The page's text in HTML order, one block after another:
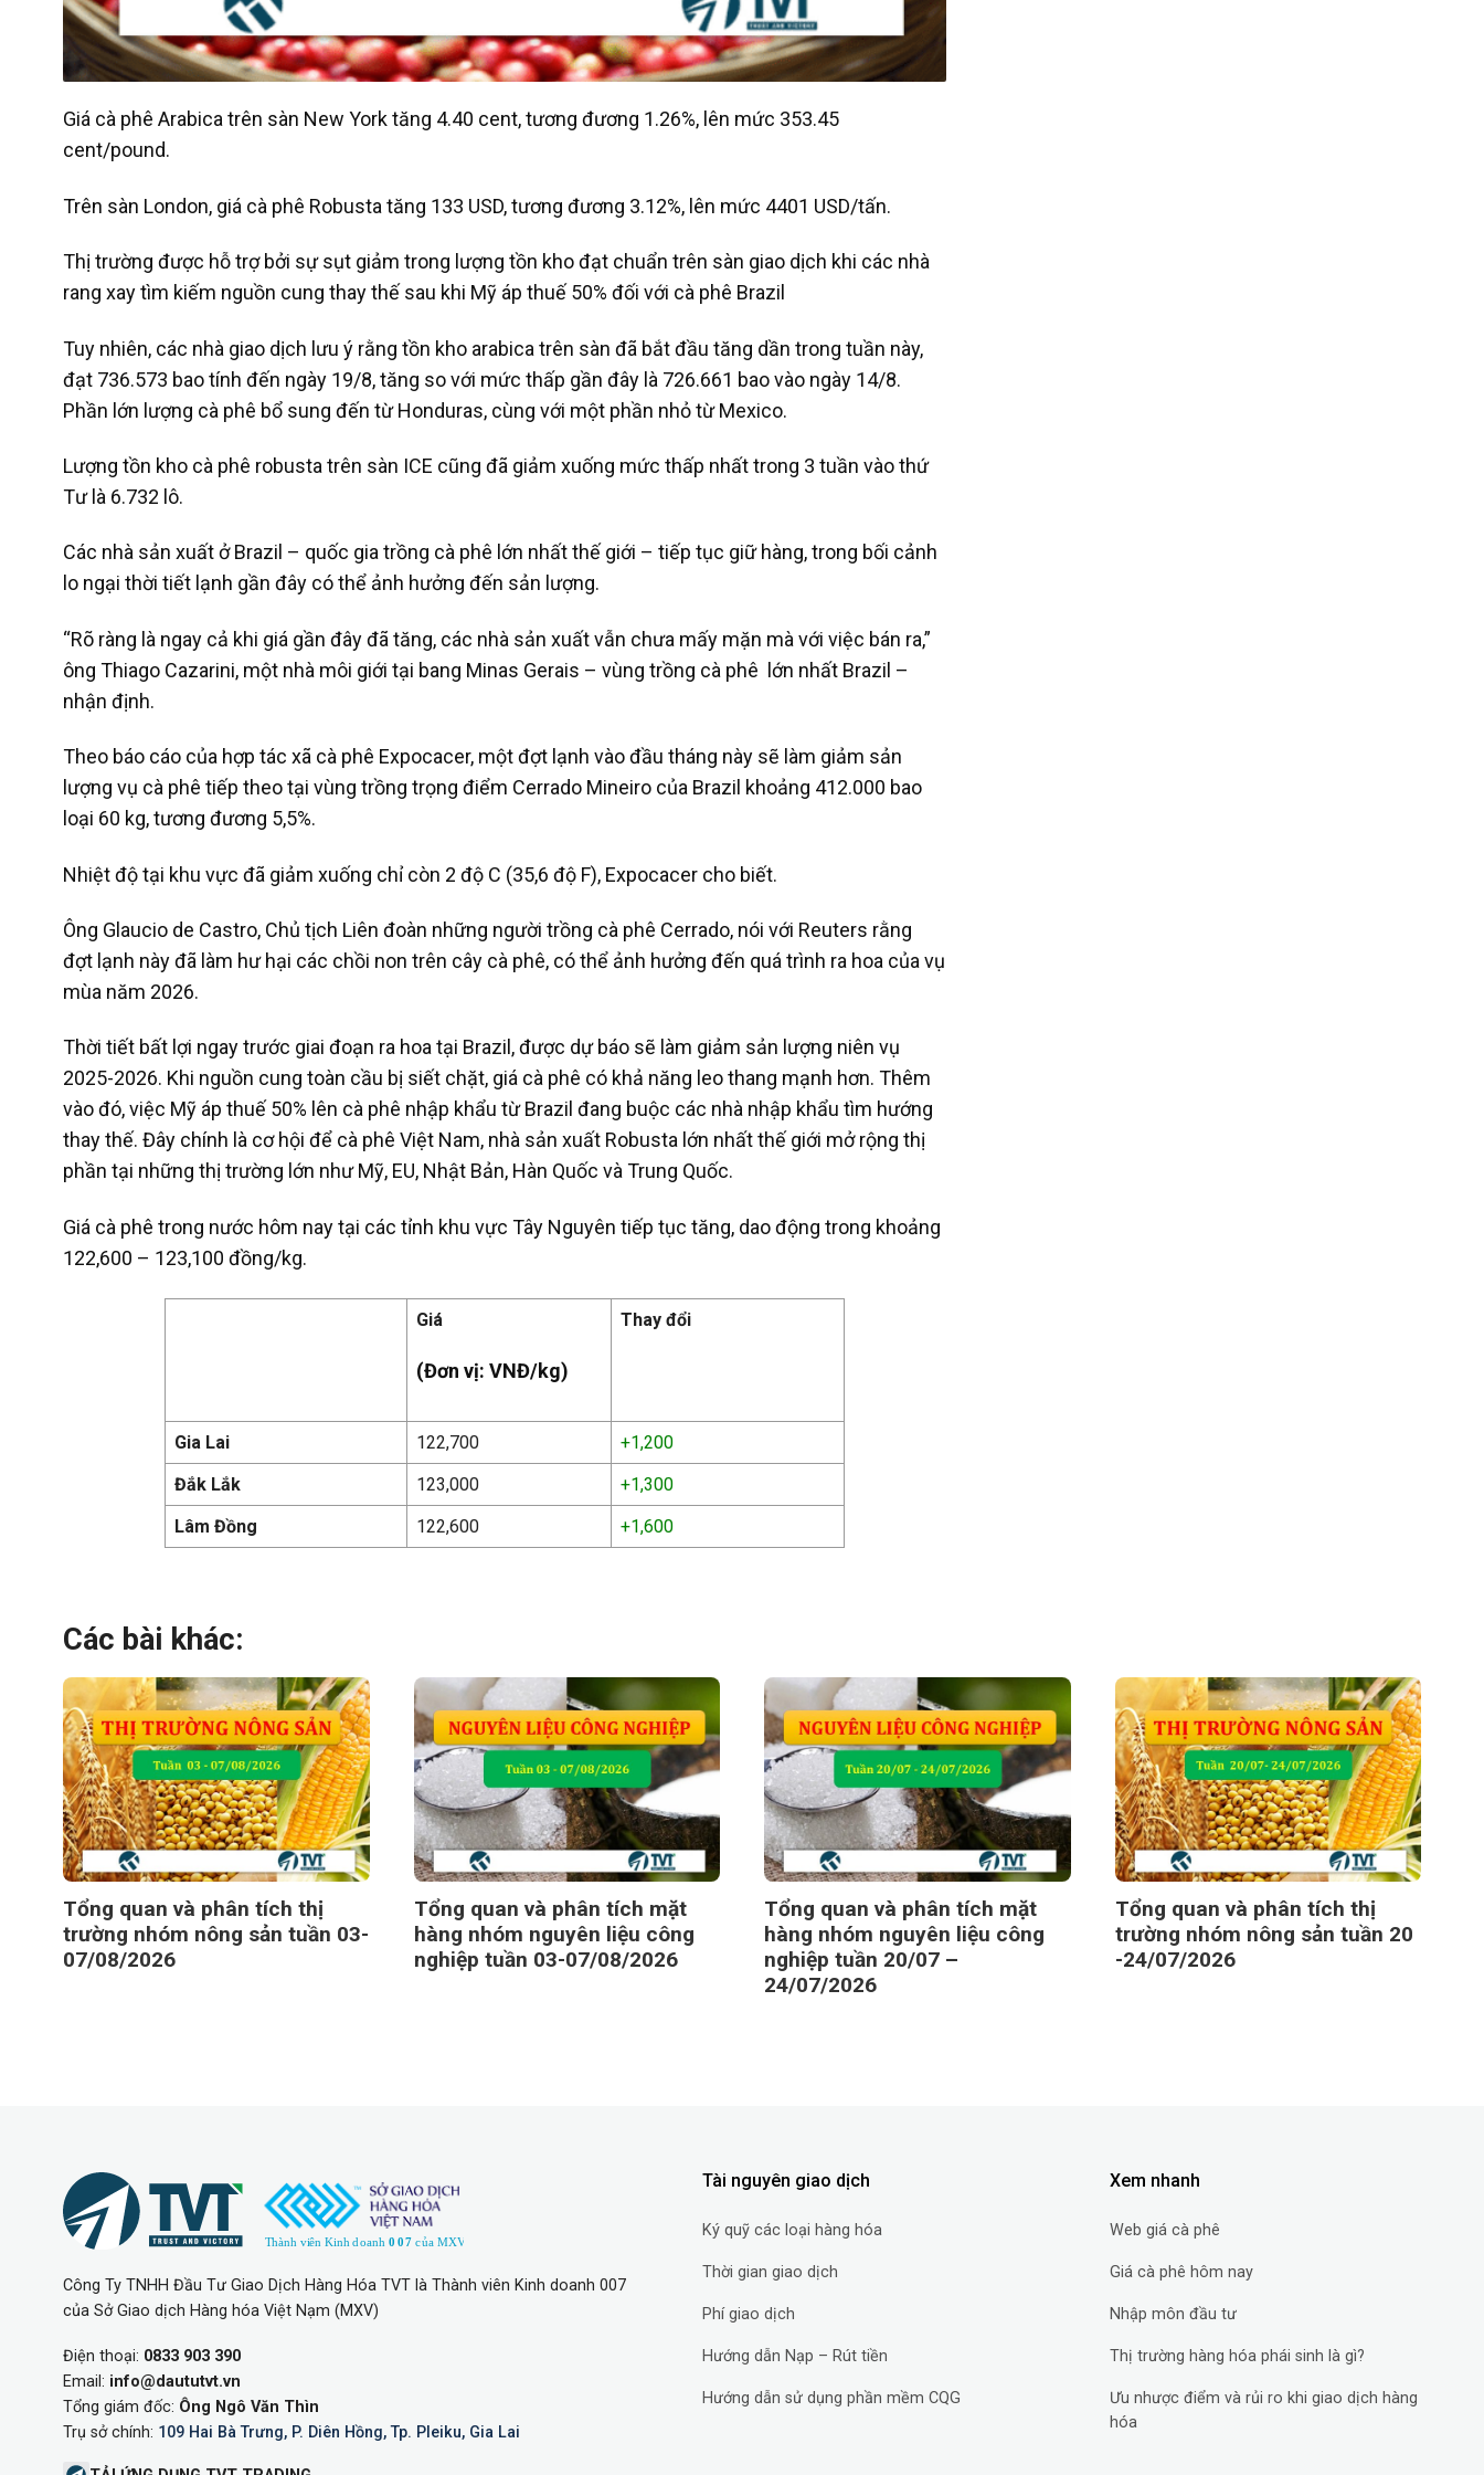
Giá cà phê Arabica trên sàn New York tăng 4.40 cent, tương đương 1.26%, lên mức 353.45
cent/pound.
Trên sàn London, giá cà phê Robusta tăng 133 USD, tương đương 3.12%, lên mức 4401 USD/tấn.
Thị trường được hỗ trợ bởi sự sụt giảm trong lượng tồn kho đạt chuẩn trên sàn giao dịch khi các nhà
rang xay tìm kiếm nguồn cung thay thế sau khi Mỹ áp thuế 50% đối với cà phê Brazil
Tuy nhiên, các nhà giao dịch lưu ý rằng tồn kho arabica trên sàn đã bắt đầu tăng dần trong tuần này,
đạt 736.573 bao tính đến ngày 19/8, tăng so với mức thấp gần đây là 726.661 bao vào ngày 14/8.
Phần lớn lượng cà phê bổ sung đến từ Honduras, cùng với một phần nhỏ từ Mexico.
Lượng tồn kho cà phê robusta trên sàn ICE cũng đã giảm xuống mức thấp nhất trong 3 tuần vào thứ
Tư là 6.732 lô.
Các nhà sản xuất ở Brazil – quốc gia trồng cà phê lớn nhất thế giới – tiếp tục giữ hàng, trong bối cảnh
lo ngại thời tiết lạnh gần đây có thể ảnh hưởng đến sản lượng.
“Rõ ràng là ngay cả khi giá gần đây đã tăng, các nhà sản xuất vẫn chưa mấy mặn mà với việc bán ra,”
ông Thiago Cazarini, một nhà môi giới tại bang Minas Gerais – vùng trồng cà phê lớn nhất Brazil –
nhận định.
Theo báo cáo của hợp tác xã cà phê Expocacer, một đợt lạnh vào đầu tháng này sẽ làm giảm sản
lượng vụ cà phê tiếp theo tại vùng trồng trọng điểm Cerrado Mineiro của Brazil khoảng 412.000 bao
loại 60 kg, tương đương 5,5%.
Nhiệt độ tại khu vực đã giảm xuống chỉ còn 2 độ C (35,6 độ F), Expocacer cho biết.
Ông Glaucio de Castro, Chủ tịch Liên đoàn những người trồng cà phê Cerrado, nói với Reuters rằng
đợt lạnh này đã làm hư hại các chồi non trên cây cà phê, có thể ảnh hưởng đến quá trình ra hoa của vụ
mùa năm 2026.
Thời tiết bất lợi ngay trước giai đoạn ra hoa tại Brazil, được dự báo sẽ làm giảm sản lượng niên vụ
2025-2026. Khi nguồn cung toàn cầu bị siết chặt, giá cà phê có khả năng leo thang mạnh hơn. Thêm
vào đó, việc Mỹ áp thuế 50% lên cà phê nhập khẩu từ Brazil đang buộc các nhà nhập khẩu tìm hướng
thay thế. Đây chính là cơ hội để cà phê Việt Nam, nhà sản xuất Robusta lớn nhất thế giới mở rộng thị
phần tại những thị trường lớn như Mỹ, EU, Nhật Bản, Hàn Quốc và Trung Quốc.
Giá cà phê trong nước hôm nay tại các tỉnh khu vực Tây Nguyên tiếp tục tăng, dao động trong khoảng
122,600 – 123,100 đồng/kg.
Giá
(Đơn vị: VNĐ/kg)
Thay đổi
Gia Lai 122,700
+1,200
Đắk Lắk
123,000
+1,300
Lâm Đồng
122,600 +1,600
Các bài khác:
Tổng quan và phân tích thị
trường nhóm nông sản tuần 03-
07/08/2026
Tổng quan và phân tích mặt
hàng nhóm nguyên liệu công
nghiệp tuần 03-07/08/2026
Tổng quan và phân tích mặt
hàng nhóm nguyên liệu công
nghiệp tuần 20/07 –
24/07/2026
Tổng quan và phân tích thị
trường nhóm nông sản tuần 20
-24/07/2026
Công Ty TNHH Đầu Tư Giao Dịch Hàng Hóa TVT là Thành viên Kinh doanh 007
của Sở Giao dịch Hàng hóa Việt Nạm (MXV)
Điện thoại: 0833 903 390
Email: info@daututvt.vn
Tổng giám đốc: Ông Ngô Văn Thìn
Trụ sở chính: 109 Hai Bà Trưng, P. Diên Hồng, Tp. Pleiku, Gia Lai
Tài nguyên giao dịch
Ký quỹ các loại hàng hóa
Thời gian giao dịch
Phí giao dịch
Hướng dẫn Nạp – Rút tiền
Hướng dẫn sử dụng phần mềm CQG
Xem nhanh
Web giá cà phê
Giá cà phê hôm nay
Nhập môn đầu tư
Thị trường hàng hóa phái sinh là gì?
Ưu nhược điểm và rủi ro khi giao dịch hàng
hóa